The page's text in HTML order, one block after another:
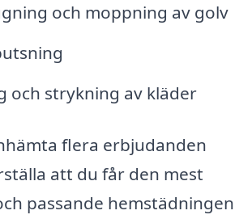
och moppning av golv
och strykning av kläder
flera erbjudanden
att du får den mest
passande hemstädningen